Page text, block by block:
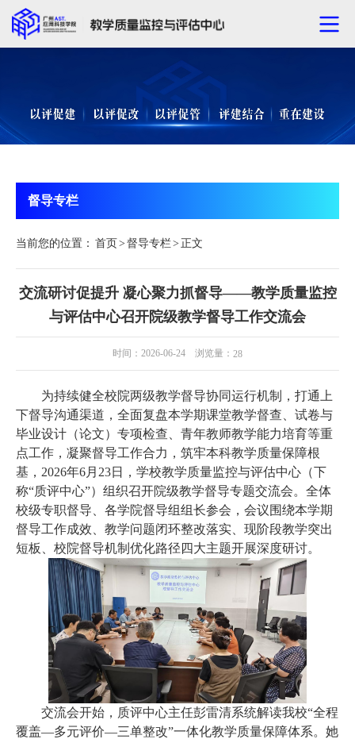
督导专栏
当前您的位置： 首页 > 督导专栏> 正文
交流研讨促提升 凝心聚力抓督导——教学质量监控
与评估中心召开院级教学督导工作交流会
时间：2026-06-24 浏览量： 28
为持续健全校院两级教学督导协同运行机制，打通上
下督导沟通渠道，全面复盘本学期课堂教学督查、试卷与
毕业设计（论文）专项检查、青年教师教学能力培育等重
点工作，凝聚督导工作合力，筑牢本科教学质量保障根
基，2026年6月23日，学校教学质量监控与评估中心（下
称“质评中心”）组织召开院级教学督导专题交流会。全体
校级专职督导、各学院督导组组长参会，会议围绕本学期
督导工作成效、教学问题闭环整改落实、现阶段教学突出
短板、校院督导机制优化路径四大主题开展深度研讨。
交流会开始，质评中心主任彭雷清系统解读我校“全程
覆盖—多元评价—三单整改”一体化教学质量保障体系。她